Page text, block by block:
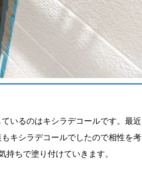
いるのはキシラデコールです。最近
キシラデコールでしたので相性を考
ちで塗り付けていきます。